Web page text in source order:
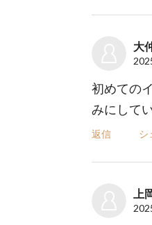
大
初めての
みにして
返信 シ
上